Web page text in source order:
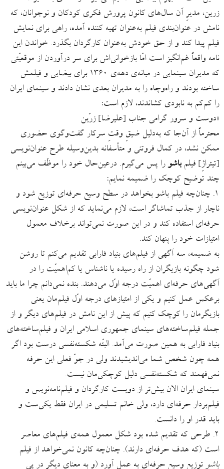
زرین، مدیرِ آن سال‌های کانون پرورش فکری کودکان و نوجوانان، که
نامش در عنوان‌بندی فیلم به‌عنوان تهیه کننده آمده، راهی برای نمایش
فیلم پیدا کند و از حق خودش به‌عنوان کارگردان بگذرد. خواندن این
نامه واقعاً غم‌انگیز است امّا بازخوانی‌اش برای سر درآوردن از موقعیّتی
که مدیران سینمایی در میانه‌ی دهه‌ی ۱۳۶۰ برای بیضایی و فیلمش
ساخته بودند و راه‌وچاه را به مدیران بعدی نشان دادند و سینمای ایران
را کم‌کم به نابودی کشاندند، لازم است:
«دوست و سرور گرامی جناب [علیرضا] زرّین
محترماً از آن‌جا که به‌دلیل ضیقِ وقتِ سرکار گفت‌وگوی حضوری
ممکن نشد، در کمال فروتنی و متأسفانه بدین‌وسیله طرح عنوان‌نویسی
[تیتراژِ] فیلمباشو را پس می‌گیرم. درعین‌حال خود را موظّف می‌‌بینم
چند توضیح کوچک را ضمیمه نمایم:
۱. چنان‌چه فیلم باشو بخواهد در سطح وسیع حرفه‌ای توزیع شود و
ناچار از جذب تماشاگر است، لازم می‌نماید که از شکل عنوان‌نویسی
حرفه‌ای‌ استفاده کند و در این صورت نمی‌تواند برخلاف معمول
امتیازات خود را پنهان کند.
به ضمیمه، سه آگهی از فیلم‌های بنیاد فارابی تقدیم می‌کنم تا روشن
شود چگونه بازیگران از راه رسیده یا ناشناس یا کم‌اهمیّت را در
آگهی‌های حرفه‌ای اهمیّت درجه‌ اوّل می‌دهند. بنده نمی‌دانم چرا ما باید
برعکس عمل کنیم و یکی از امتیازهای درجه اوّل فیلم‌مان یعنی
بازیگرمان را کوچک کنیم که پیش از این نامش در فیلم‌های دیگر و از
جمله فیلم‌ساخته‌های سینمای جمهوری اسلامی ایران و فیلم‌ساخته‌های
بنیاد فارابی به همین صورت می‌آمد. البتّه شکسته‌نفسی درست بود اگر
همه چون شخص شما می‌اندیشیدند ولی در جوّ فعلی این حرفه
نمی‌فهمند که شکسته‌نفسی دلیل کوچکی‌مان نیست.
سینمای ایران الان بیش‌تر از دویست کارگردان و فیلم‌نامه‌نویس و
فیلم‌بردار حرفه‌ای دارد، ولی خانم تسلیمی در ایران فقط یکی‌ست و
باید قدر او را دانست.
۲. طرحی که تقدیم شده بود شکل معمول همه‌ی فیلم‌های معاصر
است (که هدف حرفه‌ای دارند). چنان‌چه کانون نمی‌خواهد از فیلم
باشو توزیع وسیع حرفه‌ای به عمل آورد (و به معنای دیگر در پی